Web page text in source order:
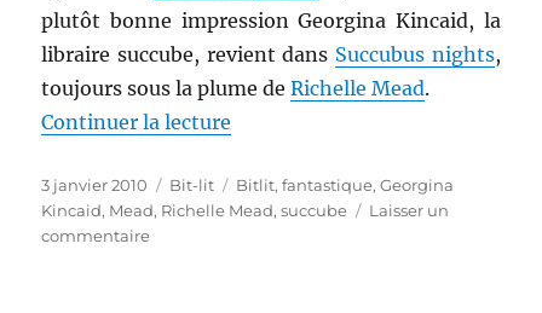
plutôt bonne impression Georgina Kincaid, la
libraire succube, revient dans Succubus nights,
toujours sous la plume deRichelle Mead.
Continuer la lecture
Publié
le
3 janvier 2010 Catégories
Bit-lit Étiquettes
Bitlit,fantastique,Georgina
Kincaid, Mead, Richelle Mead,succube
Laisser un
commentairesur